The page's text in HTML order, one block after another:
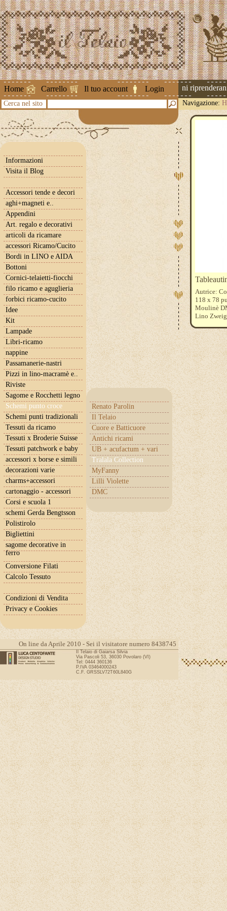
Home Carrello Il tuo account Login
Attenzione ! Le spedizioni
Cerca nel sito Navigazione:
Informazioni
Visita il Blog
Accessori tende e decori
aghi+magneti e..
Appendini
Art. regalo e decorativi
articoli da ricamare
accessori Ricamo/Cucito
Bordi in LINO e AIDA
Bottoni
Cornici-telaietti-fiocchi
filo ricamo e aguglieria
forbici ricamo-cucito
Idee
Kit
Lampade
Libri-ricamo
nappine
Passamanerie-nastri
Pizzi in lino-macramè e..
Riviste
Sagome e Rocchetti legno
Schemi punto croce
Renato Parolin
Il Telaio
Cuore e Batticuore
Antichi ricami
UB + acufactum + vari
Tralala Collection
MyFanny
Lilli Violette
DMC
Schemi punti tradizionali
Tessuti da ricamo
Tessuti x Broderie Suisse
Tessuti patchwork e baby
accessori x borse e simili
decorazioni varie
charms+accessori
cartonaggio - accessori
Corsi e scuola 1
schemi Gerda Bengtsson
Polistirolo
Bigliettini
sagome decorative in
ferro
Conversione Filati
Calcolo Tessuto
Condizioni di Vendita
Privacy e Cookies
Autrice:
118 x 78
Moulinè
Lino
On line da Aprile 2010 - Sei il visitatore numero 8438745
Il Telaio di Gaiarsa Silvia
Via Pascoli 53, 36030 Povolaro (VI)
Tel: 0444 360136
P.IVA 03464000243
C.F. GRSSLV72T60L840G